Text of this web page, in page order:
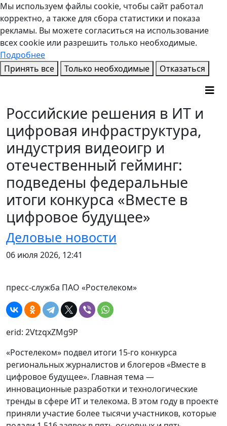
Мы используем файлы cookie, чтобы сайт работал
корректно, а также для сбора статистики и показа
рекламы. Вы можете согласиться на использование
всех cookie или разрешить только необходимые.
Подробнее
Принять все
Только необходимые Отказаться
Российские решения в ИТ и
цифровая инфраструктура,
индустрия видеоигр и
отечественный гейминг:
подведены федеральные
итоги конкурса «Вместе в
цифровое будущее»
Деловые новости
06 июля 2026, 12:41
пресс-служба ПАО «Ростелеком»
erid: 2VtzqxZMg9P
«Ростелеком» подвел итоги 15-го конкурса
региональных журналистов и блогеров «Вместе в
цифровое будущее». Главная тема —
инновационные разработки и технологические
тренды в сфере ИТ и телекома. В этом году в проекте
приняли участие более тысячи участников, которые